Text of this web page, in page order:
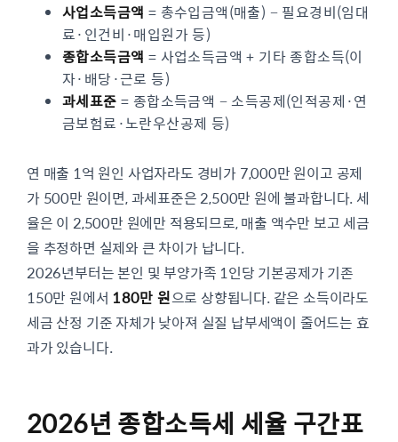
사업소득금액 = 총수입금액(매출) − 필요경비(임대
료·인건비·매입원가 등)
종합소득금액 = 사업소득금액 + 기타 종합소득(이
자·배당·근로 등)
과세표준 = 종합소득금액 − 소득공제(인적공제·연
금보험료·노란우산공제 등)
연 매출 1억 원인 사업자라도 경비가 7,000만 원이고 공제
가 500만 원이면, 과세표준은 2,500만 원에 불과합니다. 세
율은 이 2,500만 원에만 적용되므로, 매출 액수만 보고 세금
을 추정하면 실제와 큰 차이가 납니다.
2026년부터는 본인 및 부양가족 1인당 기본공제가 기존
150만 원에서 180만 원으로 상향됩니다. 같은 소득이라도
세금 산정 기준 자체가 낮아져 실질 납부세액이 줄어드는 효
과가 있습니다.
2026년 종합소득세 세율 구간표